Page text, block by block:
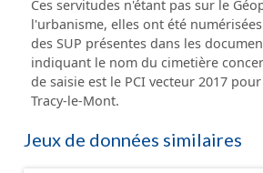
Ces servitudes n'étant pas sur le
l'urbanisme, elles ont été
des SUP présentes dans les
indiquant le nom du cimetière
de saisie est le PCI vecteur 2017
Tracy-le-Mont.
Jeux de données similaires